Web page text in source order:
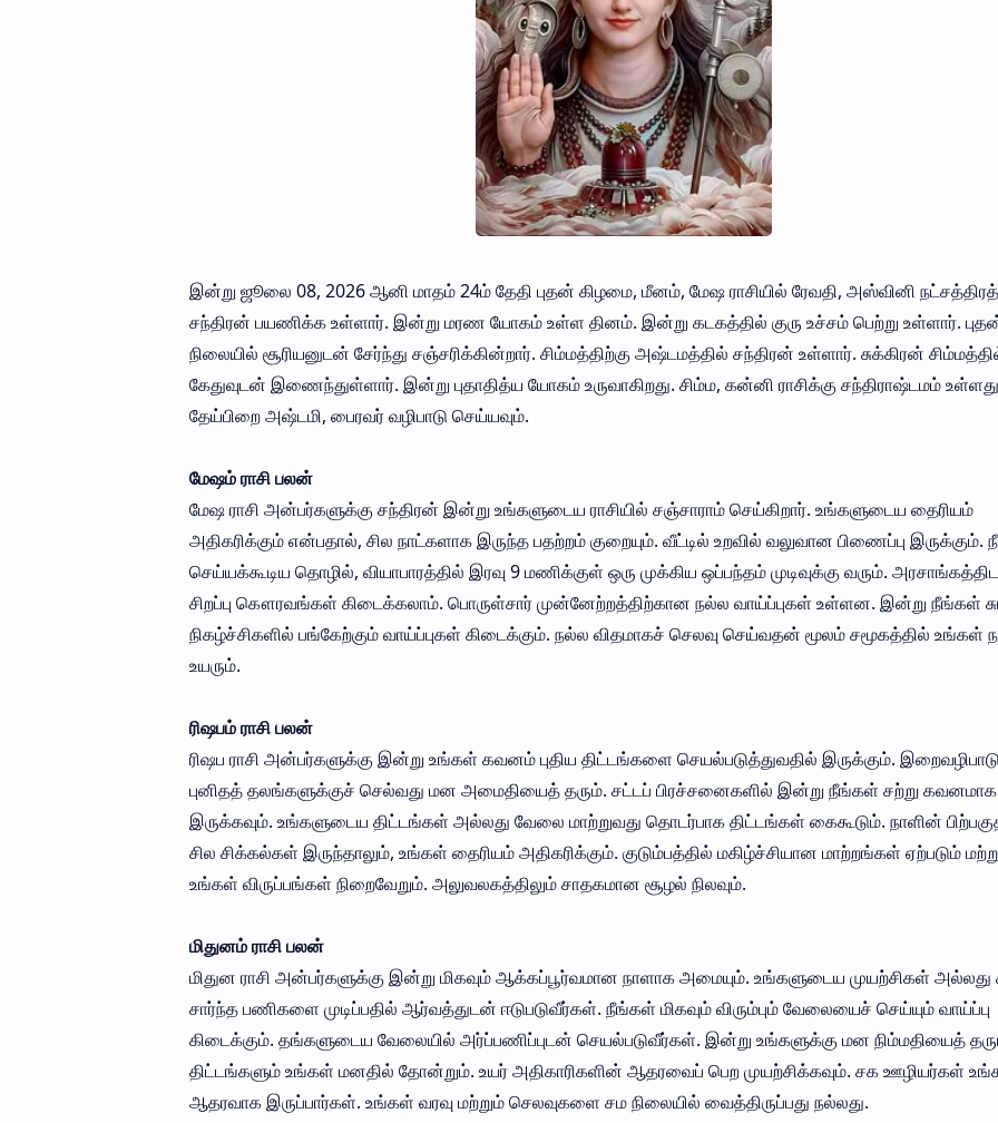
இன்று ஜூலை 08, 2026 ஆனி மாதம் 24ம் தேதி புதன் கிழமை, மீனம், மேஷ ராசியில் ரேவதி, அஸ்வினி
சந்திரன் பயணிக்க உள்ளார். இன்று மரண யோகம் உள்ள தினம். இன்று கடகத்தில் குரு உச்சம் பெற்று உள்ளார்.
நிலையில் சூரியனுடன் சேர்ந்து சஞ்சரிக்கின்றார். சிம்மத்திற்கு அஷ்டமத்தில் சந்திரன் உள்ளார். சுக்கிரன்
கேதுவுடன் இணைந்துள்ளார். இன்று புதாதித்ய யோகம் உருவாகிறது. சிம்ம, கன்னி ராசிக்கு சந்திராஷ்டமம்
தேய்பிறை அஷ்டமி, பைரவர் வழிபாடு செய்யவும்.
மேஷம் ராசி பலன்
மேஷ ராசி அன்பர்களுக்கு சந்திரன் இன்று உங்களுடைய ராசியில் சஞ்சாராம் செய்கிறார். உங்களுடைய தைரியம்
அதிகரிக்கும் என்பதால், சில நாட்களாக இருந்த பதற்றம் குறையும். வீட்டில் உறவில் வலுவான பிணைப்பு இருக்கும்.
செய்யக்கூடிய தொழில், வியாபாரத்தில் இரவு 9 மணிக்குள் ஒரு முக்கிய ஒப்பந்தம் முடிவுக்கு வரும்.
சிறப்பு கௌரவங்கள் கிடைக்கலாம். பொருள்சார் முன்னேற்றத்திற்கான நல்ல வாய்ப்புகள் உள்ளன. இன்று நீங்கள்
நிகழ்ச்சிகளில் பங்கேற்கும் வாய்ப்புகள் கிடைக்கும். நல்ல விதமாகச் செலவு செய்வதன் மூலம் சமூகத்தில் உங்கள்
உயரும்.
ரிஷபம் ராசி பலன்
ரிஷப ராசி அன்பர்களுக்கு இன்று உங்கள் கவனம் புதிய திட்டங்களை செயல்படுத்துவதில் இருக்கும்.
புனிதத் தலங்களுக்குச் செல்வது மன அமைதியைத் தரும். சட்டப் பிரச்சனைகளில் இன்று நீங்கள் சற்று கவனமாக
இருக்கவும். உங்களுடைய திட்டங்கள் அல்லது வேலை மாற்றுவது தொடர்பாக திட்டங்கள் கைகூடும். நாளின்
சில சிக்கல்கள் இருந்தாலும், உங்கள் தைரியம் அதிகரிக்கும். குடும்பத்தில் மகிழ்ச்சியான மாற்றங்கள் ஏற்படும்
உங்கள் விருப்பங்கள் நிறைவேறும். அலுவலகத்திலும் சாதகமான சூழல் நிலவும்.
மிதுனம் ராசி பலன்
மிதுன ராசி அன்பர்களுக்கு இன்று மிகவும் ஆக்கப்பூர்வமான நாளாக அமையும். உங்களுடைய முயற்சிகள்
சார்ந்த பணிகளை முடிப்பதில் ஆர்வத்துடன் ஈடுபடுவீர்கள். நீங்கள் மிகவும் விரும்பும் வேலையைச் செய்யும் வாய்ப்பு
கிடைக்கும். தங்களுடைய வேலையில் அர்ப்பணிப்புடன் செயல்படுவீர்கள். இன்று உங்களுக்கு மன நிம்மதியைத்
திட்டங்களும் உங்கள் மனதில் தோன்றும். உயர் அதிகாரிகளின் ஆதரவைப் பெற முயற்சிக்கவும். சக ஊழியர்கள்
ஆதரவாக இருப்பார்கள். உங்கள் வரவு மற்றும் செலவுகளை சம நிலையில் வைத்திருப்பது நல்லது.